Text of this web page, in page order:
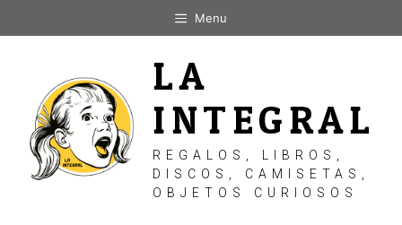
al
Menu
LA
INTEGRAL
REGALOS, LIBROS,
DISCOS, CAMISETAS,
OBJETOS CURIOSOS